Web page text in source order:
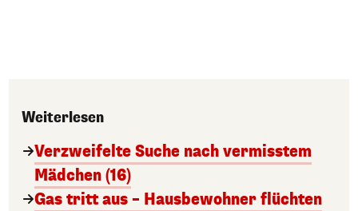
Weiterlesen
Verzweifelte Suche nach vermisstem
Mädchen (16)
Gas tritt aus – Hausbewohner flüchten